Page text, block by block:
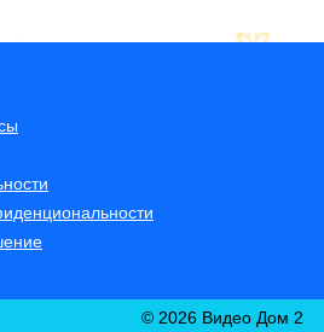
© 2026 Видео Дом 2